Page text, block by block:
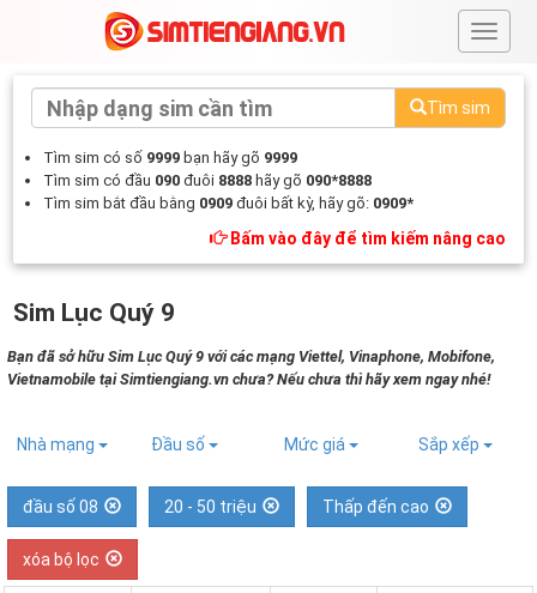
#
Tìm sim
Tìm sim có số 9999 bạn hãy gõ 9999
Tìm sim có đầu 090 đuôi 8888 hãy gõ 090*8888
Tìm sim bắt đầu bằng 0909 đuôi bất kỳ, hãy gõ: 0909*
Bấm vào đây để tìm kiếm nâng cao
Sim Lục Quý 9
Bạn đã sở hữu Sim Lục Quý 9 với các mạng Viettel, Vinaphone, Mobifone,
Vietnamobile tại Simtiengiang.vn chưa? Nếu chưa thì hãy xem ngay nhé!
Nhà mạng Đầu số Mức giá Sắp xếp
đầu số 08 20 - 50 triệu Thấp đến cao
xóa bộ lọc